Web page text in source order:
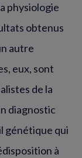
physiologie
obtenus
autre
eux, sont
de la
diagnostic
génétique qui
à